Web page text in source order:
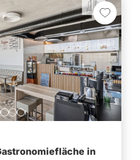
in
sofort betriebsbereit